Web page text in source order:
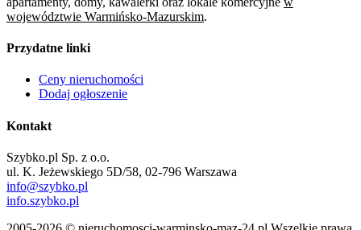
województwie Warmińsko-Mazurskim.
Przydatne linki
Ceny nieruchomości
Dodaj ogłoszenie
Kontakt
Szybko.pl Sp. z o.o.
ul. K. Jeżewskiego 5D/58, 02-796 Warszawa
info@szybko.pl
info.szybko.pl